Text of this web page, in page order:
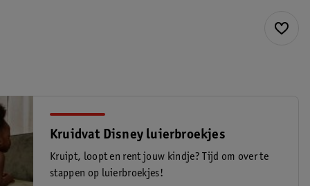
Kruidvat Disney luierbroekjes
Kruipt, loopt en rent jouw kindje? Tijd om over te
stappen op luierbroekjes!